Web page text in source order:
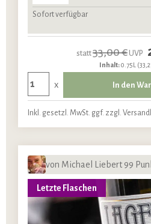
Sofort verfügbar
statt33,00 €UVP
Inhalt:0.75L
x In den
Inkl. gesetzl. MwSt. ggf. zzgl.
von Michael Liebert 99
Letzte Flaschen